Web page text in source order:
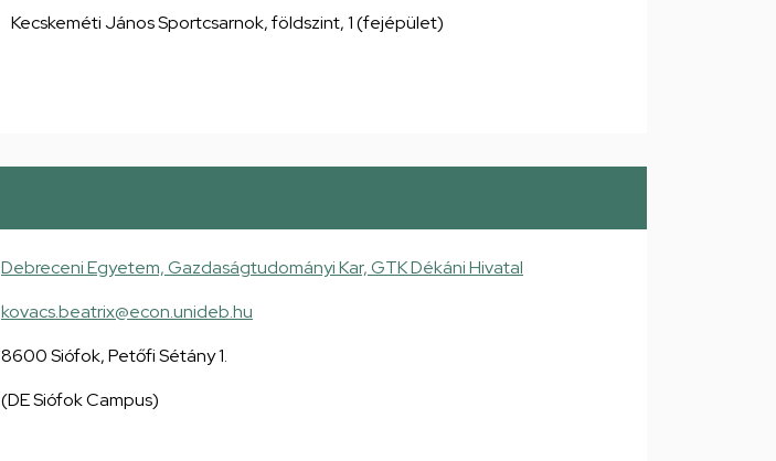
Kecskeméti János Sportcsarnok, földszint, 1 (fejépület)
Debreceni Egyetem, Gazdaságtudományi Kar, GTK Dékáni Hivatal
kovacs.beatrix@econ.unideb.hu
8600 Siófok, Petőfi Sétány 1.
(DE Siófok Campus)